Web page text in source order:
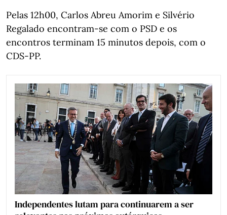
Pelas 12h00, Carlos Abreu Amorim e Silvério
Regalado encontram-se com o PSD e os
encontros terminam 15 minutos depois, com o
CDS-PP.
Independentes lutam para continuarem a ser